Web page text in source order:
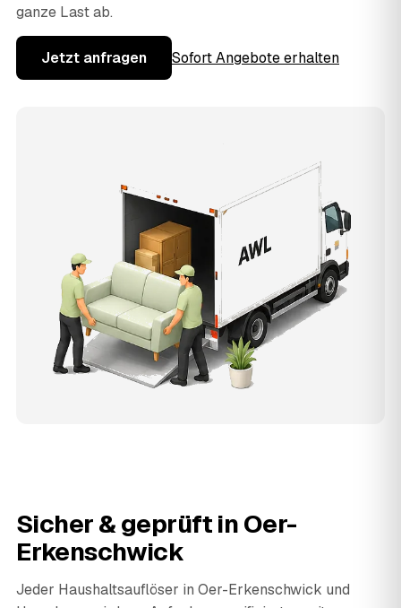
ganze Last ab.
Jetzt anfragen Sofort Angebote erhalten
Sicher & geprüft in Oer-
Erkenschwick
Jeder Haushaltsauflöser in Oer-Erkenschwick und